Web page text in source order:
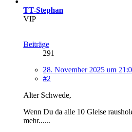
TT-Stephan
VIP
Beiträge
291
28. November 2025 um
#2
Alter Schwede,
Wenn Du da alle 10 Gleise
mehr......